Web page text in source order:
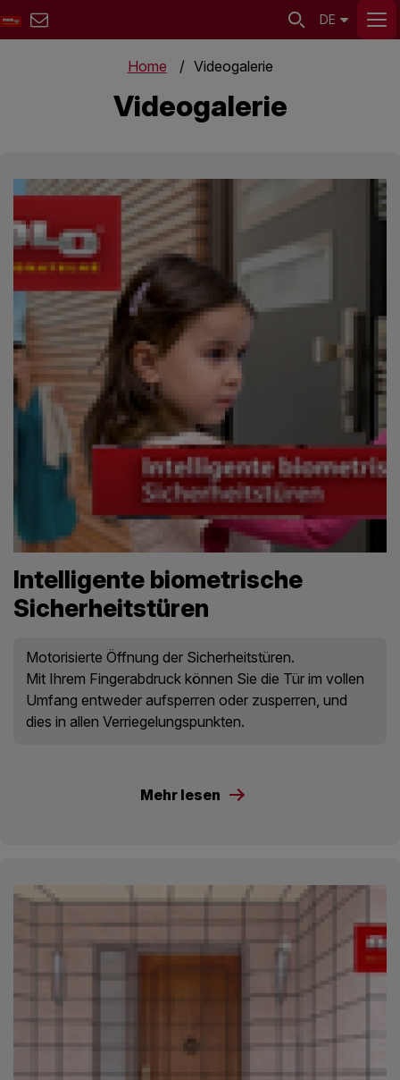
DE
Home Videogalerie
Videogalerie
Intelligente biometrische
Sicherheitstüren
Motorisierte Öffnung der Sicherheitstüren.
Mit Ihrem Fingerabdruck können Sie die Tür im vollen
Umfang entweder aufsperren oder zusperren, und
dies in allen Verriegelungspunkten.
Mehr lesen